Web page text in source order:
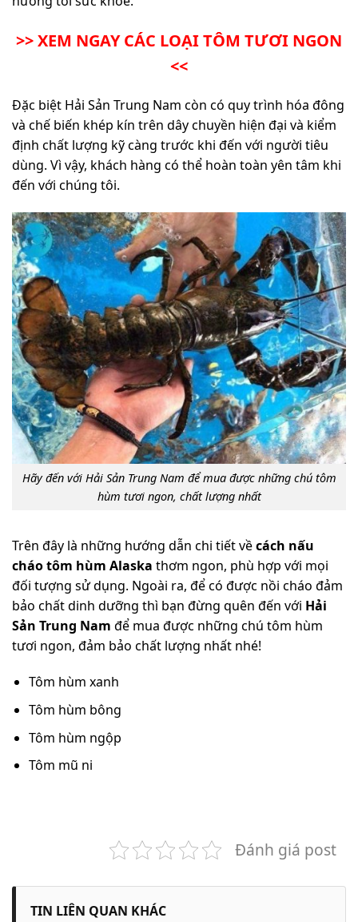
>> XEM NGAY CÁC LOẠI TÔM TƯƠI NGON
<<
Đặc biệt Hải Sản Trung Nam còn có quy trình hóa đông
và chế biến khép kín trên dây chuyền hiện đại và kiểm
định chất lượng kỹ càng trước khi đến với người tiêu
dùng. Vì vậy, khách hàng có thể hoàn toàn yên tâm khi
đến với chúng tôi.
Hãy đến với Hải Sản Trung Nam để mua được những chú tôm
hùm tươi ngon, chất lượng nhất
Trên đây là những hướng dẫn chi tiết vềcách nấu
cháo tôm hùm Alaska thơm ngon, phù hợp với mọi
đối tượng sử dụng. Ngoài ra, để có được nồi cháo đảm
bảo chất dinh dưỡng thì bạn đừng quên đến với Hải
Sản Trung Nam để mua được những chú tôm hùm
tươi ngon, đảm bảo chất lượng nhất nhé!
Tôm hùm xanh
Tôm hùm bông
Tôm hùm ngộp
Tôm mũ ni
Đánh giá post
TIN LIÊN QUAN KHÁC